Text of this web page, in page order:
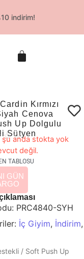
indirim!
Kırmızı
Cenova
Up Dolgulu
Sütyen
☆☆
şu anda stokta yok
değil.
TABLOSU
GÜN
PRC4840-SYH
İç Giyim, İndirim,
/ Soft Push Up